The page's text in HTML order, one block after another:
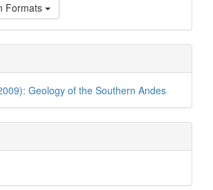
Formats
Geology of the Southern Andes